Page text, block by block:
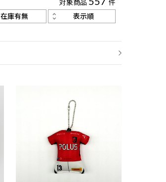
対象商品 557 件
在庫有無
表示順
次のページ